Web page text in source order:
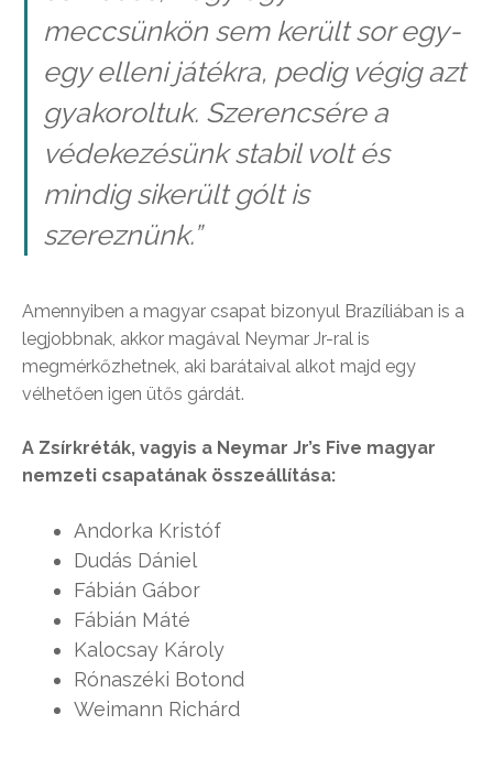
meccsünkön sem került sor egy-
egy elleni játékra, pedig végig azt
gyakoroltuk. Szerencsére a
védekezésünk stabil volt és
mindig sikerült gólt is
szereznünk.”
Amennyiben a magyar csapat bizonyul Brazíliában is a
legjobbnak, akkor magával Neymar Jr-ral is
megmérkőzhetnek, aki barátaival alkot majd egy
vélhetően igen ütős gárdát.
A Zsírkréták, vagyis a Neymar Jr’s Five magyar
nemzeti csapatának összeállítása:
Andorka Kristóf
Dudás Dániel
Fábián Gábor
Fábián Máté
Kalocsay Károly
Rónaszéki Botond
Weimann Richárd